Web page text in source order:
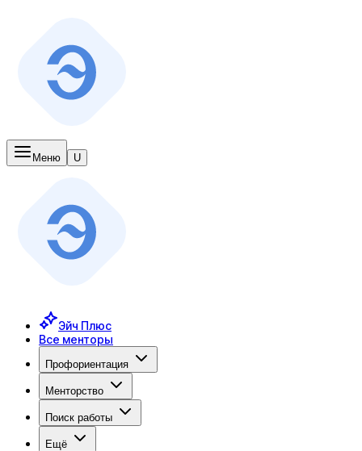
Меню U
Эйч Плюс
Все менторы
Профориентация
Менторство
Поиск работы
Ещё